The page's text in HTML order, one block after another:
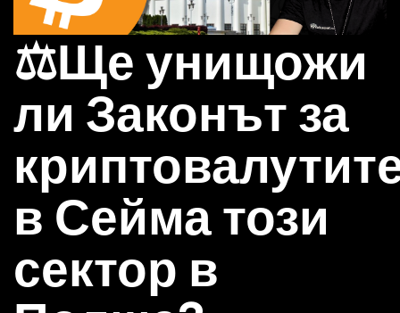
⚖️Ще унищожи
ли Законът за
в Сейма този
сектор в